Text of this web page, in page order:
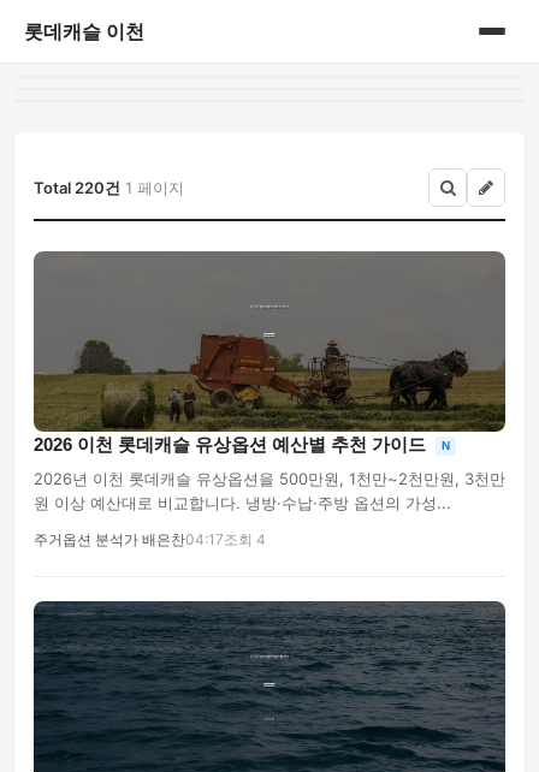
롯데캐슬 이천
Total 220건 1 페이지
2026 이천 롯데캐슬 유상옵션 예산별 추천 가이드 N
2026년 이천 롯데캐슬 유상옵션을 500만원, 1천만~2천만원, 3천만
원 이상 예산대로 비교합니다. 냉방·수납·주방 옵션의 가성...
주거옵션 분석가 배은찬04:17조회 4